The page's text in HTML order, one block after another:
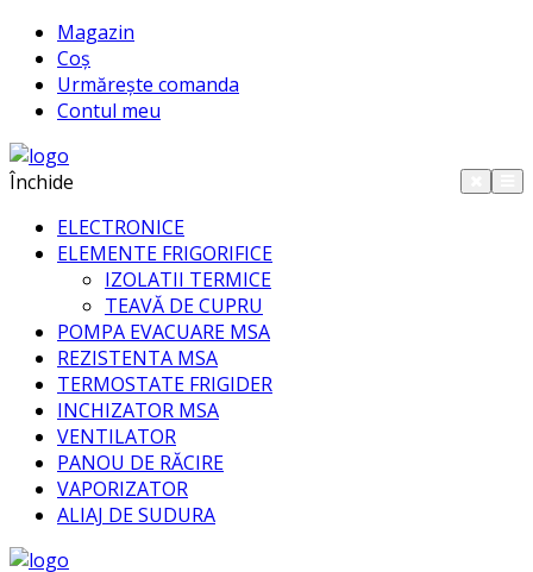
Magazin
Coș
Urmărește comanda
Contul meu
Închide
ELECTRONICE
ELEMENTE FRIGORIFICE
IZOLATII TERMICE
TEAVĂ DE CUPRU
POMPA EVACUARE MSA
REZISTENTA MSA
TERMOSTATE FRIGIDER
INCHIZATOR MSA
VENTILATOR
PANOU DE RĂCIRE
VAPORIZATOR
ALIAJ DE SUDURA